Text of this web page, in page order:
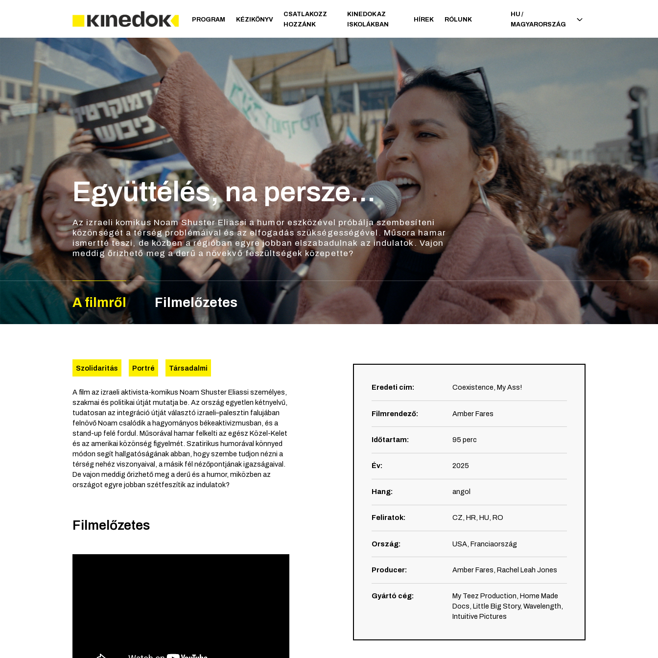
PROGRAM KÉZIKÖNYV
CSATLAKOZZ
HOZZÁNK
KINEDOK AZ
ISKOLÁKBAN
HÍREK RÓLUNK
HU /
MAGYARORSZÁG
Együttélés, na persze...
Az izraeli komikus Noam Shuster Eliassi a humor eszközével próbálja szembesíteni
közönségét a térség problémáival és az elfogadás szükségességével. Műsora hamar
ismertté teszi, de közben a régióban egyre jobban elszabadulnak az indulatok. Vajon
meddig őrizhető meg a derű a növekvő feszültségek közepette?
A filmről Filmelőzetes
Szolidaritás Portré Társadalmi
A film az izraeli aktivista-komikus Noam Shuster Eliassi személyes,
szakmai és politikai útját mutatja be. Az ország egyetlen kétnyelvű,
tudatosan az integráció útját választó izraeli–palesztin falujában
felnövő Noam csalódik a hagyományos békeaktivizmusban, és a
stand-up felé fordul. Műsorával hamar felkelti az egész Közel-Kelet
és az amerikai közönség figyelmét. Szatirikus humorával könnyed
módon segít hallgatóságának abban, hogy szembe tudjon nézni a
térség nehéz viszonyaival, a másik fél nézőpontjának igazságaival.
De vajon meddig őrizhető meg a derű és a humor, miközben az
országot egyre jobban szétfeszítik az indulatok?
Filmelőzetes
Eredeti cím: Coexistence, My Ass!
Filmrendező: Amber Fares
Időtartam: 95 perc
Év: 2025
Hang: angol
Feliratok: CZ, HR, HU, RO
Ország: USA, Franciaország
Producer: Amber Fares, Rachel Leah Jones
Gyártó cég:
My Teez Production, Home Made
Docs, Little Big Story, Wavelength,
Intuitive Pictures